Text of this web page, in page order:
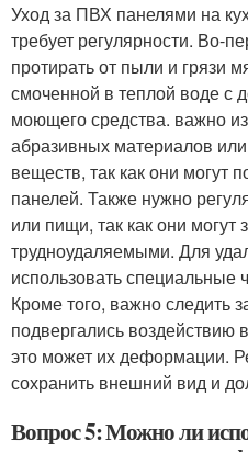
Уход за ПВХ панелями на
требует регулярности. Во-
протирать от пыли и грязи
смоченной в теплой воде с
моющего средства. важно
абразивных материалов
веществ, так как они могут
панелей. Также нужно
или пищи, так как они могут
трудноудаляемыми. Для
использовать
Кроме того, важно следить
подвергались воздействию
это может их деформации.
сохранить внешний вид и
Вопрос 5: Можно ли